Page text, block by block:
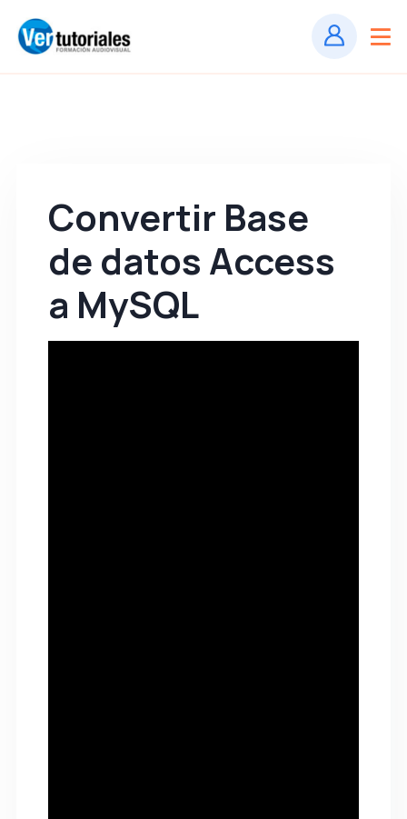
Convertir Base
de datos Access
a MySQL